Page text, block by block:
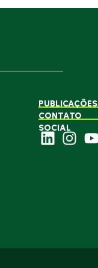
PUBLICAÇÕES
CONTATO
SOCIAL